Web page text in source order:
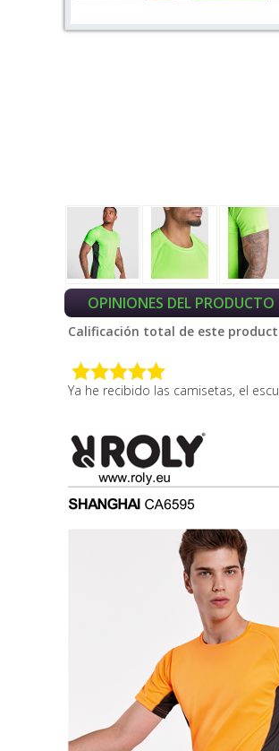
OPINIONES DEL PRODUCTO
Calificación total de este
Ya he recibido las camisetas, el